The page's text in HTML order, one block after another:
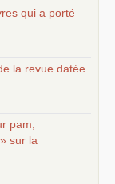
qui a porté
la revue datée
pam,
» sur la